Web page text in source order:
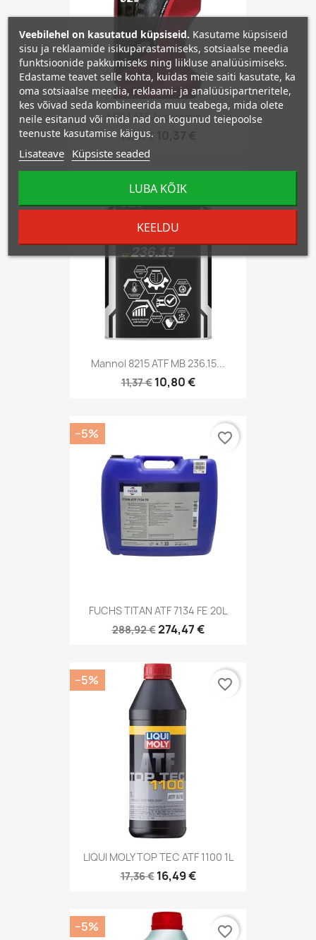
MPM ATF Automatic...
10,91 €
Mannol 8215 ATF MB 236.15...
11,37 € 10,80 €
FUCHS TITAN ATF 7134 FE 20L
288,92 €274,47 €
−5% favorite_border
LIQUI MOLY TOP TEC ATF 1100 1L
17,36 € 16,49 €
−5% favorite_border
−5% favorite_border
Veebilehel on kasutatud küpsiseid. Kasutame küpsiseid
sisu ja reklaamide isikupärastamiseks, sotsiaalse meedia
funktsioonide pakkumiseks ning liikluse analüüsimiseks.
Edastame teavet selle kohta, kuidas meie saiti kasutate, ka
oma sotsiaalse meedia, reklaami- ja analüüsipartneritele,
kes võivad seda kombineerida muu teabega, mida olete
neile esitanud või mida nad on kogunud teiepoolse
teenuste kasutamise käigus.
Lisateave Küpsiste seaded
KEELDU
LUBA KÕIK